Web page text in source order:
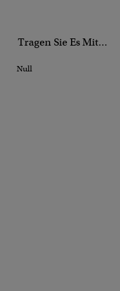
Tragen Sie Es Mit...
Null